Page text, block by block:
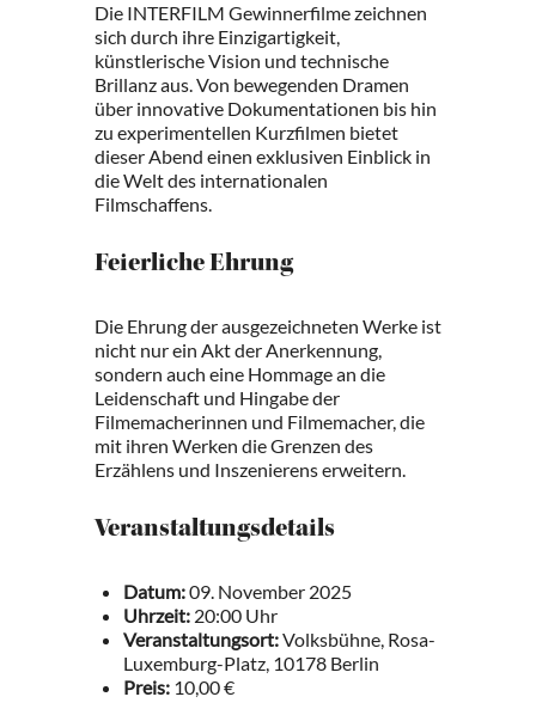
Die INTERFILM Gewinnerfilme zeichnen
sich durch ihre Einzigartigkeit,
künstlerische Vision und technische
Brillanz aus. Von bewegenden Dramen
über innovative Dokumentationen bis hin
zu experimentellen Kurzfilmen bietet
dieser Abend einen exklusiven Einblick in
die Welt des internationalen
Filmschaffens.
Feierliche Ehrung
Die Ehrung der ausgezeichneten Werke ist
nicht nur ein Akt der Anerkennung,
sondern auch eine Hommage an die
Leidenschaft und Hingabe der
Filmemacherinnen und Filmemacher, die
mit ihren Werken die Grenzen des
Erzählens und Inszenierens erweitern.
Veranstaltungsdetails
Datum:09. November 2025
Uhrzeit: 20:00 Uhr
Veranstaltungsort:Volksbühne, Rosa-
Luxemburg-Platz, 10178 Berlin
Preis: 10,00 €